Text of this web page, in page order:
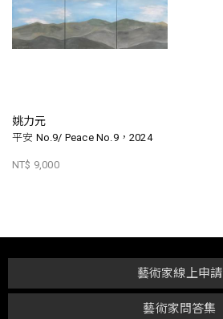
姚力元
平安 No.9/ Peace No.9，2024
NT$ 9,000
藝術家問答集
藝術家線上申請